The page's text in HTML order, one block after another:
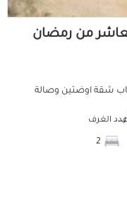
بالعاشر من رمضان
شقة اوضتين وصالة
عدد الغرف